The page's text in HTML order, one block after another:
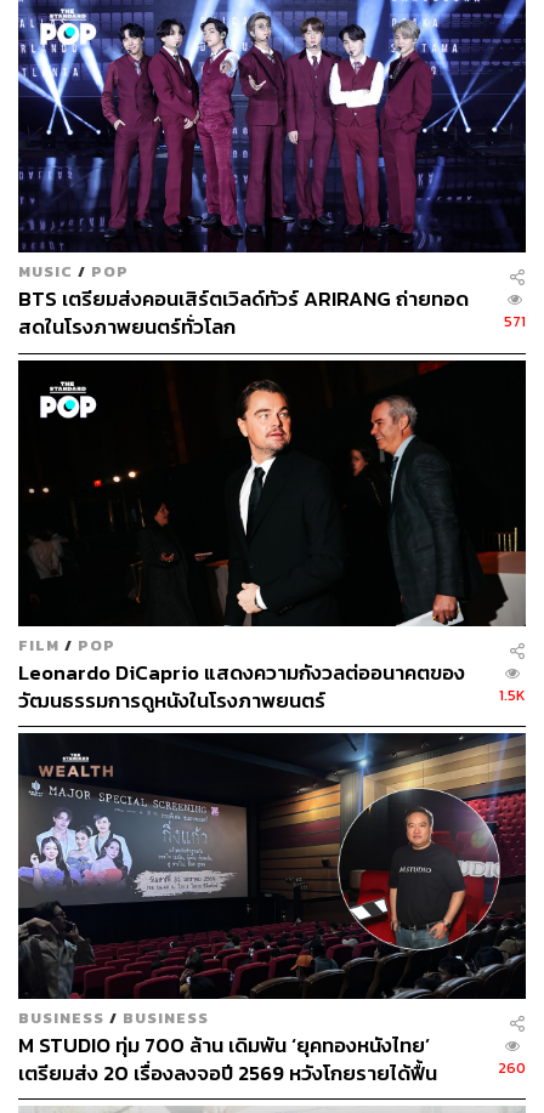
MUSIC / POP
BTS เตรียมส่งคอนเสิร์ตเวิลด์ทัวร์ ARIRANG ถ่ายทอด
สดในโรงภาพยนตร์ทั่วโลก
571
FILM / POP
Leonardo DiCaprio แสดงความกังวลต่ออนาคตของ
วัฒนธรรมการดูหนังในโรงภาพยนตร์
1.5K
BUSINESS / BUSINESS
M STUDIO ทุ่ม 700 ล้าน เดิมพัน ‘ยุคทองหนังไทย’
เตรียมส่ง 20 เรื่องลงจอปี 2569 หวังโกยรายได้ฟื้น
เศรษฐกิจ
260